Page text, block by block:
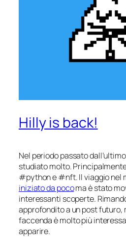
Hilly is back!
Nel periodo passato
studiato molto.
#python e #nft. Il viaggio nel
iniziato da pocoma è stato
interessanti scoperte.
approfondito a un post futuro,
faccenda è molto più
apparire.